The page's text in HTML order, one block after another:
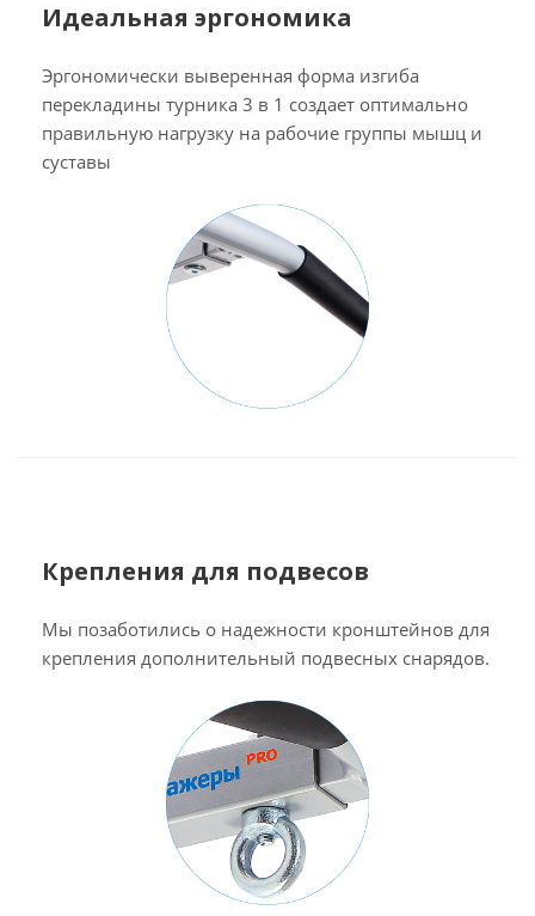
Идеальная эргономика
Эргономически выверенная форма изгиба
перекладины турника 3 в 1 создает оптимально
правильную нагрузку на рабочие группы мышц и
суставы
Крепления для подвесов
Мы позаботились о надежности кронштейнов для
крепления дополнительный подвесных снарядов.